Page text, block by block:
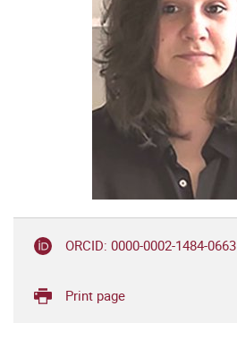
ORCID: 0000-0002-1484-0663
Print page